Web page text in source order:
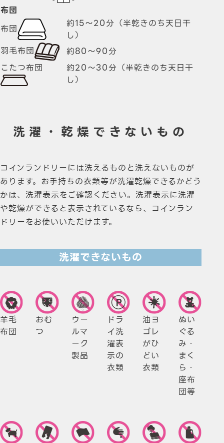
布団
布団
約15～20分 （半乾きのち天日干
し）
羽毛布団
約80～90分
こたつ布団
約20～30分 （半乾きのち天日干
し）
洗濯・乾燥できないもの
コインランドリーには洗えるものと洗えないものが
あります。お手持ちの衣類等が洗濯乾燥できるかどう
かは、洗濯表示をご確認ください。洗濯表示に洗濯
や乾燥ができると表示されているなら、コインラン
ドリーをお使いいただけます。
洗濯できないもの
羊毛
布団
おむ
つ
ウー
ルマ
ーク
製品
ドラ
イ洗
濯表
示の
衣類
油ヨ
ゴレ
がひ
どい
衣類
ぬい
ぐる
み・
まく
ら・
座布
団等